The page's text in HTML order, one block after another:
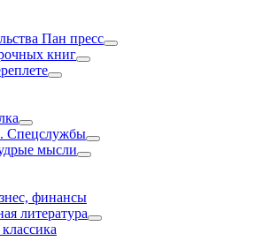
Пан пресс
книг
Спецслужбы
мысли
финансы
литература